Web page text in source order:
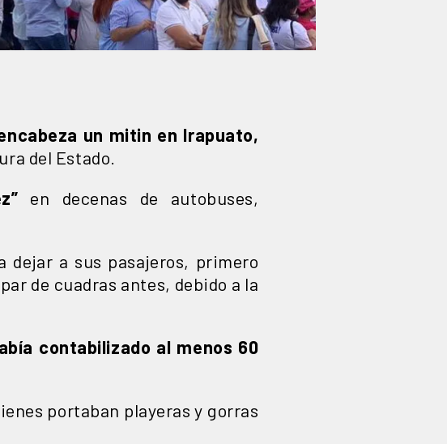
un mitin en Irapuato,
del Estado.
en decenas de autobuses,
dejar a sus pasajeros, primero
de cuadras antes, debido a la
contabilizado al menos 60
portaban playeras y gorras